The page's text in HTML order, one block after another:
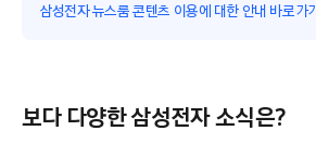
삼성전자 뉴스룸 콘텐츠 이용에 대한 안내 바로가기
보다 다양한 삼성전자 소식은?